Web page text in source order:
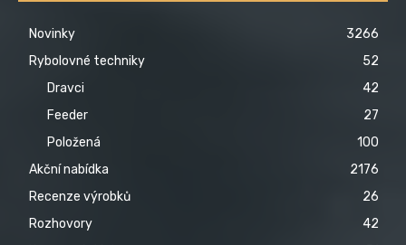
Novinky
3266
Rybolovné techniky
52
Dravci
42
Feeder
27
Položená
100
Akční nabídka
2176
Recenze výrobků
26
Rozhovory
42